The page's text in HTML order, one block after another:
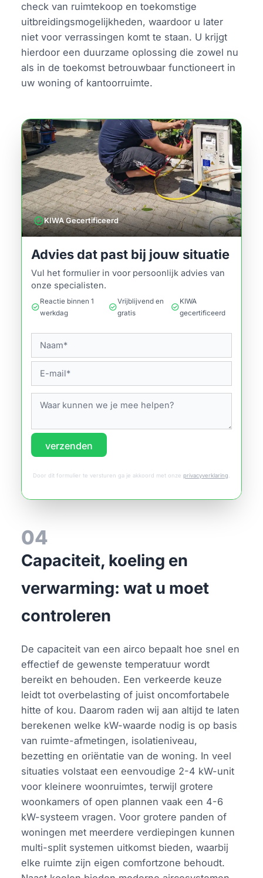
check van ruimtekoop en toekomstige
uitbreidingsmogelijkheden, waardoor u later
niet voor verrassingen komt te staan. U krijgt
hierdoor een duurzame oplossing die zowel nu
als in de toekomst betrouwbaar functioneert in
uw woning of kantoorruimte.
verifiedKIWA Gecertificeerd
Advies dat past bij jouw situatie
Vul het formulier in voor persoonlijk advies van
onze specialisten.
check_circle
Reactie binnen 1
werkdag
check_circle
Vrijblijvend en
gratis
check_circle
KIWA
gecertificeerd
verzenden
Door dit formulier te versturen ga je akkoord met onze privacyverklaring.
04
Capaciteit, koeling en
verwarming: wat u moet
controleren
De capaciteit van een airco bepaalt hoe snel en
effectief de gewenste temperatuur wordt
bereikt en behouden. Een verkeerde keuze
leidt tot overbelasting of juist oncomfortabele
hitte of kou. Daarom raden wij aan altijd te laten
berekenen welke kW-waarde nodig is op basis
van ruimte-afmetingen, isolatieniveau,
bezetting en oriëntatie van de woning. In veel
situaties volstaat een eenvoudige 2-4 kW-unit
voor kleinere woonruimtes, terwijl grotere
woonkamers of open plannen vaak een 4-6
kW-systeem vragen. Voor grotere panden of
woningen met meerdere verdiepingen kunnen
multi-split systemen uitkomst bieden, waarbij
elke ruimte zijn eigen comfortzone behoudt.